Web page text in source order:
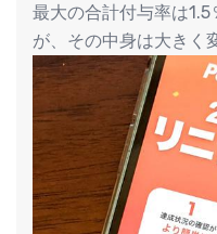
最大の合計付与率は
が、その中身は大きく